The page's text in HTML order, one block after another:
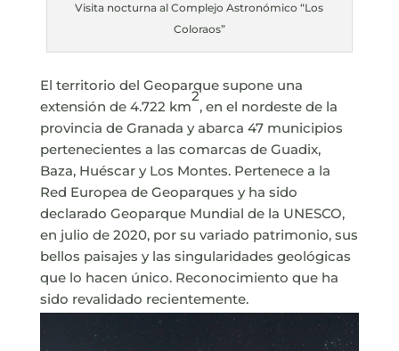
Visita nocturna al Complejo Astronómico “Los
Coloraos”
El territorio del Geoparque supone una
extensión de 4.722 km
2
, en el nordeste de la
provincia de Granada y abarca 47 municipios
pertenecientes a las comarcas de Guadix,
Baza, Huéscar y Los Montes. Pertenece a la
Red Europea de Geoparques y ha sido
declarado Geoparque Mundial de la UNESCO,
en julio de 2020, por su variado patrimonio, sus
bellos paisajes y las singularidades geológicas
que lo hacen único. Reconocimiento que ha
sido revalidado recientemente.